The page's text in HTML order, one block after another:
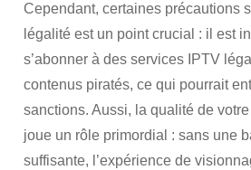
Cependant, certaines précautions
légalité est un point crucial : il est
s’abonner à des services IPTV
contenus piratés, ce qui pourrait
sanctions. Aussi, la qualité de
joue un rôle primordial : sans une
suffisante, l’expérience de